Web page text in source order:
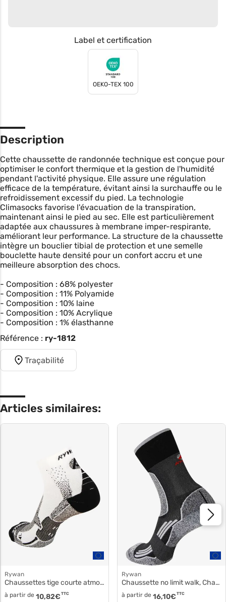
Label et certification
OEKO-TEX 100
Description
Cette chaussette de randonnée technique est conçue pour
optimiser le confort thermique et la gestion de l'humidité
pendant l'activité physique. Elle assure une régulation
efficace de la température, évitant ainsi la surchauffe ou le
refroidissement excessif du pied. La technologie
Climasocks favorise l'évacuation de la transpiration,
maintenant ainsi le pied au sec. Elle est particulièrement
adaptée aux chaussures à membrane imper-respirante,
améliorant leur performance. La structure de la chaussette
intègre un bouclier tibial de protection et une semelle
bouclette haute densité pour un confort accru et une
meilleure absorption des chocs.
- Composition : 68% polyester
- Composition : 11% Polyamide
- Composition : 10% laine
- Composition : 10% Acrylique
- Composition : 1% élasthanne
Référence : ry-1812
Traçabilité
Articles similaires:
Rywan
Chaussettes tige courte atmo-race 1020
à partir de 10,82€ TTC
Rywan
Chaussette no limit walk, Chaussette randonnée 1066
à partir de 16,10€ TTC